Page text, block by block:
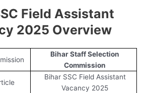
Field Assistant
2025 Overview
Bihar Staff Selection
Commission
Bihar SSC Field Assistant
Vacancy 2025